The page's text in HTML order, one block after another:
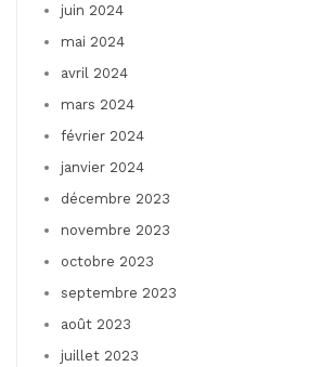
juin 2024
mai 2024
avril 2024
mars 2024
février 2024
janvier 2024
décembre 2023
novembre 2023
octobre 2023
septembre 2023
août 2023
juillet 2023